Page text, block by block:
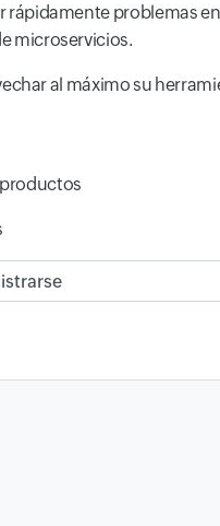
rápidamente problemas
microservicios.
al máximo su